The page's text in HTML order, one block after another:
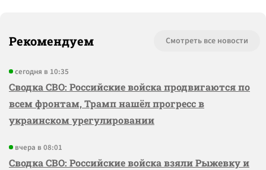
Рекомендуем Смотреть все новости
сегодня в 10:35
Сводка СВО: Российские войска продвигаются по
всем фронтам, Трамп нашёл прогресс в
украинском урегулировании
вчера в 08:01
Сводка СВО: Российские войска взяли Рыжевку и